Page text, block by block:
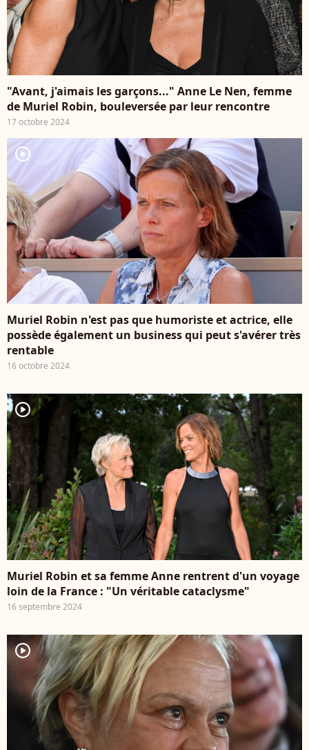
"Avant, j'aimais les garçons..." Anne Le Nen, femme
de Muriel Robin, bouleversée par leur rencontre
17 octobre 2024
player2
Muriel Robin n'est pas que humoriste et actrice, elle
possède également un business qui peut s'avérer très
rentable
16 octobre 2024
player2
Muriel Robin et sa femme Anne rentrent d'un voyage
loin de la France : "Un véritable cataclysme"
16 septembre 2024
player2